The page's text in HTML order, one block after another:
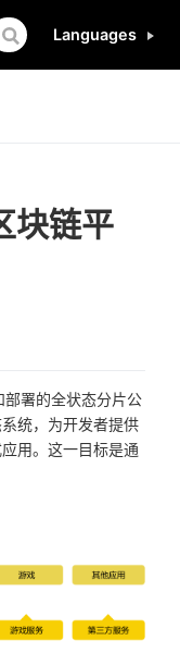
Languages
块链平
署的全状态分片公
统，为开发者提供
用。这一目标是通